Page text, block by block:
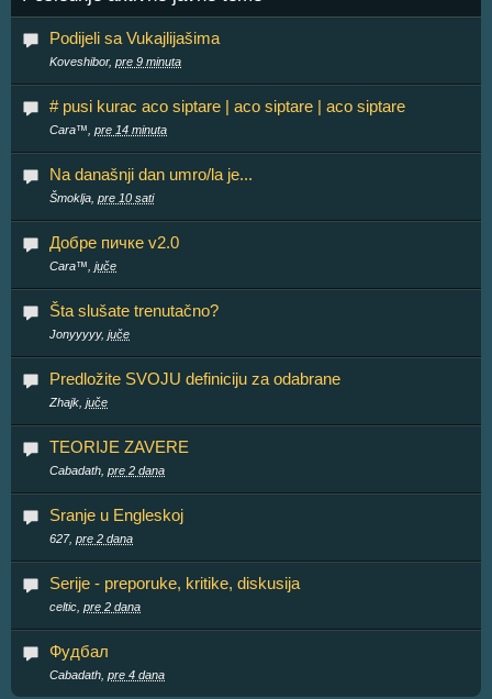
Podijeli sa Vukajlijašima
Koveshibor, pre 9 minuta
# pusi kurac aco siptare | aco siptare | aco siptare
Cara™, pre 14 minuta
Na današnji dan umro/la je...
Šmoklja, pre 10 sati
Добре пичке v2.0
Cara™, juče
Šta slušate trenutačno?
Jonyyyyy, juče
Predložite SVOJU definiciju za odabrane
Zhajk, juče
TEORIJE ZAVERE
Cabadath, pre 2 dana
Sranje u Engleskoj
627, pre 2 dana
Serije - preporuke, kritike, diskusija
celtic, pre 2 dana
Фудбал
Cabadath, pre 4 dana